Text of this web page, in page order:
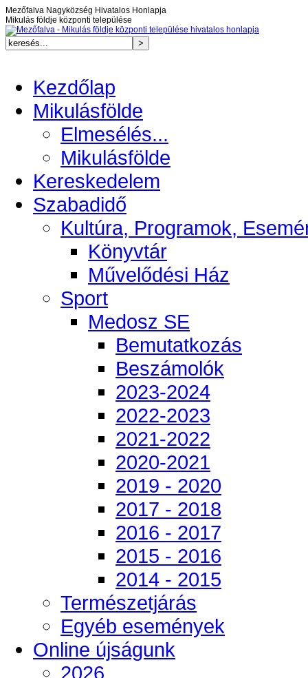
Mezőfalva Nagyközség Hivatalos Honlapja
Mikulás földje központi települése
Kezdőlap
Mikulásfölde
Elmesélés...
Mikulásfölde
Kereskedelem
Szabadidő
Kultúra, Programok,
Könyvtár
Művelődési Ház
Sport
Medosz SE
Bemutatkozás
Beszámolók
2023-2024
2022-2023
2021-2022
2020-2021
2019 - 2020
2017 - 2018
2016 - 2017
2015 - 2016
2014 - 2015
Természetjárás
Egyéb események
Online újságunk
2026